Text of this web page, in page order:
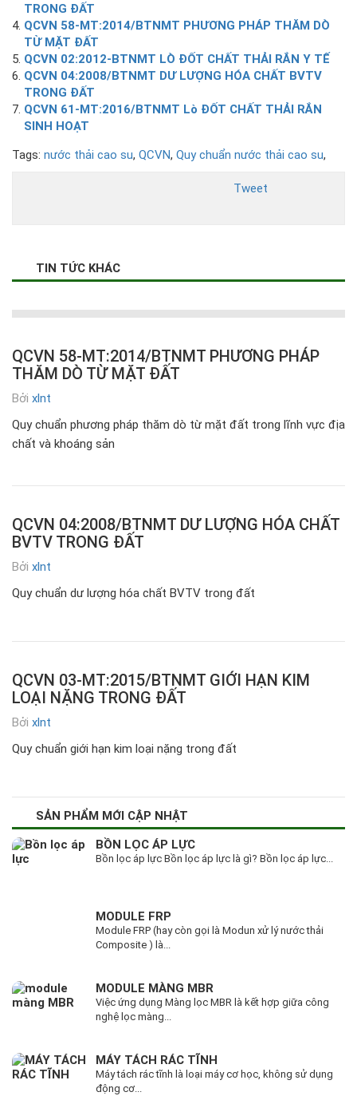
TRONG ĐẤT
QCVN 58-MT:2014/BTNMT PHƯƠNG PHÁP THĂM DÒ
TỪ MẶT ĐẤT
QCVN 02:2012-BTNMT LÒ ĐỐT CHẤT THẢI RẮN Y TẾ
QCVN 04:2008/BTNMT DƯ LƯỢNG HÓA CHẤT BVTV
TRONG ĐẤT
QCVN 61-MT:2016/BTNMT Lò ĐỐT CHẤT THẢI RẮN
SINH HOẠT
Tags: nước thải cao su, QCVN, Quy chuẩn nước thải cao su,
Tweet
TIN TỨC KHÁC
QCVN 58-MT:2014/BTNMT PHƯƠNG PHÁP
THĂM DÒ TỪ MẶT ĐẤT
Bởi xlnt
Quy chuẩn phương pháp thăm dò từ mặt đất trong lĩnh vực địa
chất và khoáng sản
QCVN 04:2008/BTNMT DƯ LƯỢNG HÓA CHẤT
BVTV TRONG ĐẤT
Bởi xlnt
Quy chuẩn dư lượng hóa chất BVTV trong đất
QCVN 03-MT:2015/BTNMT GIỚI HẠN KIM
LOẠI NẶNG TRONG ĐẤT
Bởi xlnt
Quy chuẩn giới hạn kim loại nặng trong đất
SẢN PHẨM MỚI CẬP NHẬT
BỒN LỌC ÁP LỰC
Bồn lọc áp lực Bồn lọc áp lực là gì? Bồn lọc áp lực...
MODULE FRP
Module FRP (hay còn gọi là Modun xử lý nước thải
Composite ) là...
MODULE MÀNG MBR
Việc ứng dụng Màng lọc MBR là kết hợp giữa công
nghệ lọc màng...
MÁY TÁCH RÁC TĨNH
Máy tách rác tĩnh là loại máy cơ học, không sử dụng
động cơ...